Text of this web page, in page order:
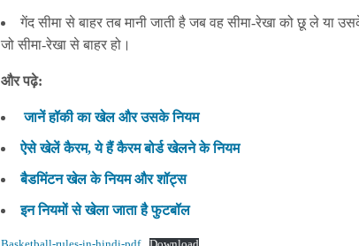
गेंद सीमा से बाहर तब मानी जाती है जब वह सीमा-रेखा को छू ले या
जो सीमा-रेखा से बाहर हो।
और पढ़े:
जानें हॉकी का खेल और उसके नियम
ऐसे खेलें कैरम, ये हैं कैरम बोर्ड खेलने के नियम
बैडमिंटन खेल के नियम और शॉट्स
इन नियमों से खेला जाता है फुटबॉल